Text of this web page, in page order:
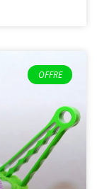
OFFRE